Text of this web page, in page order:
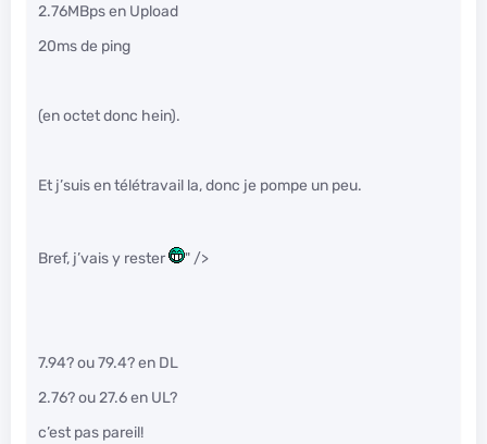
2.76MBps en Upload
20ms de ping
(en octet donc hein).
Et j’suis en télétravail la, donc je pompe un peu.
Bref, j’vais y rester " />
7.94? ou 79.4? en DL
2.76? ou 27.6 en UL?
c’est pas pareil!